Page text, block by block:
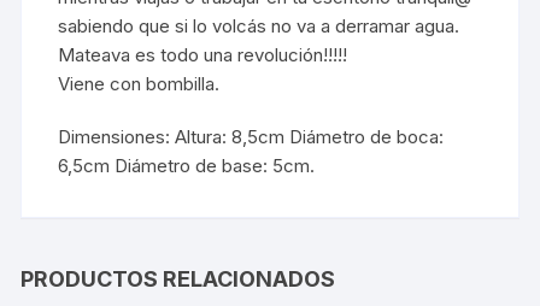
sabiendo que si lo volcás no va a derramar agua.
Mateava es todo una revolución!!!!!
Viene con bombilla.
Dimensiones: Altura: 8,5cm Diámetro de boca:
6,5cm Diámetro de base: 5cm.
PRODUCTOS RELACIONADOS